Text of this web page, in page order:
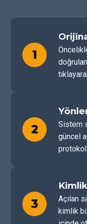
1
2
Sistem
güncel
3
Açılan
kimlik